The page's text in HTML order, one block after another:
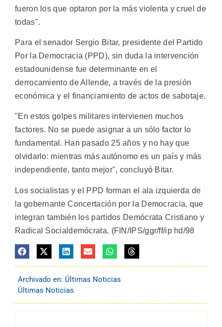
fueron los que optaron por la más violenta y cruel de
todas".
Para el senador Sergio Bitar, presidente del Partido
Por la Democracia (PPD), sin duda la intervención
estadounidense fue determinante en el
derrocamiento de Allende, a través de la presión
económica y el financiamiento de actos de sabotaje.
"En estos golpes militares intervienen muchos
factores. No se puede asignar a un sólo factor lo
fundamental. Han pasado 25 años y no hay que
olvidarlo: mientras más autónomo es un país y más
independiente, tanto mejor", concluyó Bitar.
Los socialistas y el PPD forman el ala izquierda de
la gobernante Concertación por la Democracia, que
integran también los partidos Demócrata Cristiano y
Radical Socialdemócrata. (FIN/IPS/ggr/ff/ip hd/98
Archivado en: Últimas Noticias
Últimas Noticias